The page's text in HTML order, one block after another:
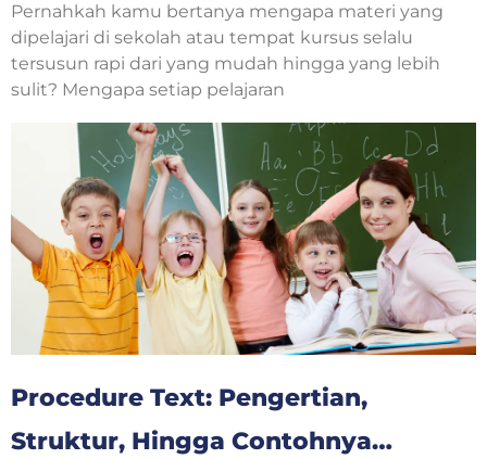
Lengkap untuk Orang Tua dan
Anak
Pernahkah kamu bertanya mengapa materi yang
dipelajari di sekolah atau tempat kursus selalu
tersusun rapi dari yang mudah hingga yang lebih
sulit? Mengapa setiap pelajaran
Procedure Text: Pengertian,
Struktur, Hingga Contohnya